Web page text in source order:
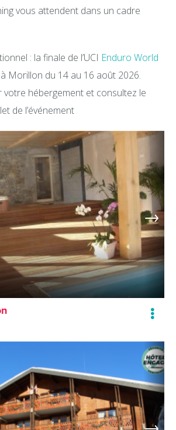
vous attendent dans un cadre
: la finale de l’UCI Enduro World
Morillon du 14 au 16 août 2026.
votre hébergement et consultez le
de l’événement